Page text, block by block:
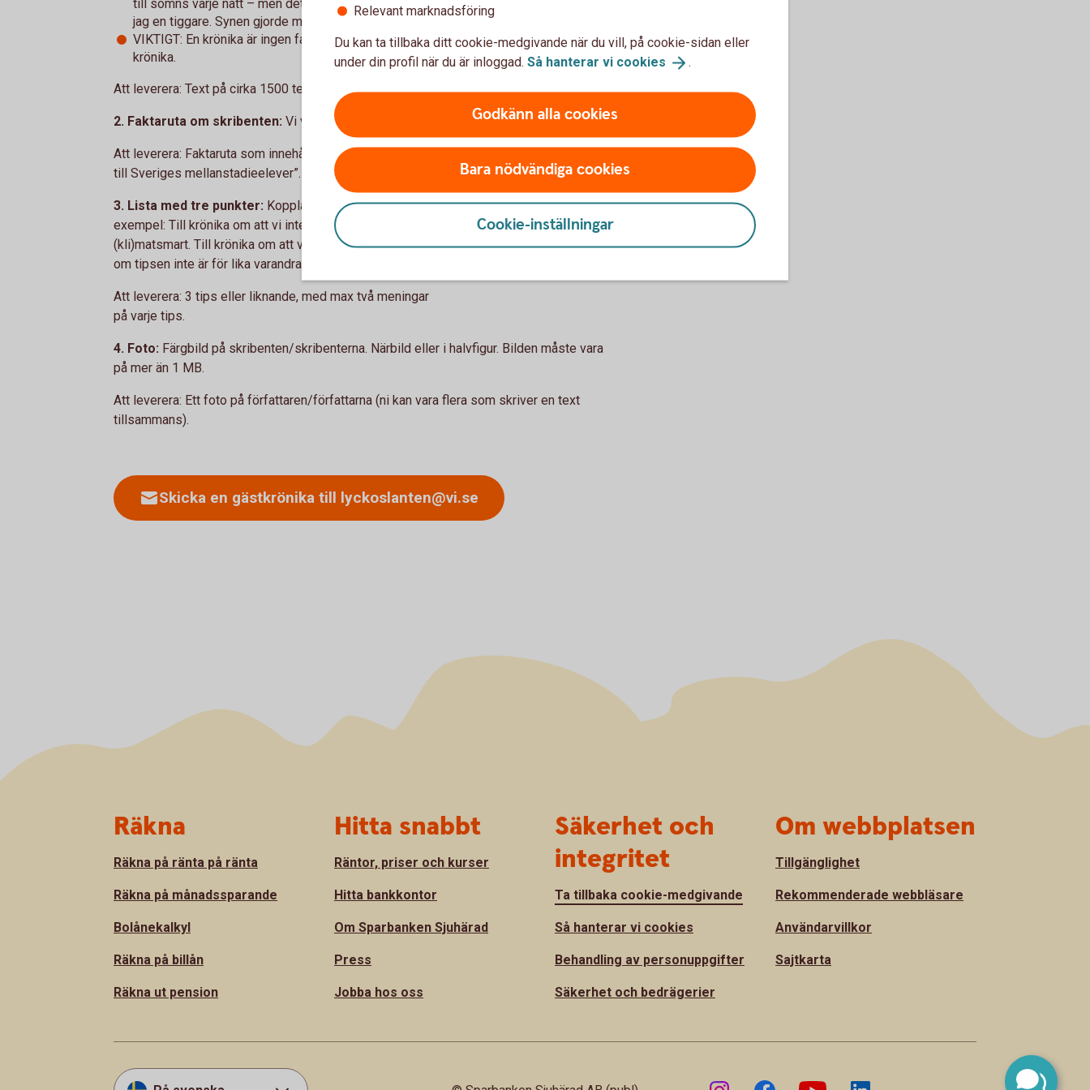
till sömns varje natt – men det blev bra ändå!” eller ”Igår när jag gick till affären såg
jag en tiggare. Synen gjorde mig så ...”
VIKTIGT: En krönika är ingen faktatext. Skolarbetet om vikingatiden kan inte vara en
krönika.
Att leverera: Text på cirka 1500 tecken, inklusive blanksteg.
2. Faktaruta om skribenten: Vi vill veta lite mer om avsändaren bakom texten.
Att leverera: Faktaruta som innehåller namn, ålder, skola, intressen och ”min/vår hälsning
till Sveriges mellanstadieelever”.
3. Lista med tre punkter: Kopplade till ämnet. Det kan vara tips eller en topplista. Till
exempel: Till krönika om att vi inte ska slänga så mycket mat – 3 sätt att bli
(kli)matsmart. Till krönika om att vara kär i sin idol – 3 bästa låtarna med xxx. Roligast är
om tipsen inte är för lika varandra.
Att leverera: 3 tips eller liknande, med max två meningar
på varje tips.
4. Foto: Färgbild på skribenten/skribenterna. Närbild eller i halvfigur. Bilden måste vara
på mer än 1 MB.
Att leverera: Ett foto på författaren/författarna (ni kan vara flera som skriver en text
tillsammans).
Skicka en gästkrönika till lyckoslanten@vi.se
Relevant marknadsföring
Du kan ta tillbaka ditt cookie-medgivande när du vill, på cookie-sidan eller
under din profil när du är inloggad. Så hanterar vi cookies .
Godkänn alla cookies
Bara nödvändiga cookies
Cookie-inställningar
Räkna
Räkna på ränta på ränta
Räkna på månadssparande
Bolånekalkyl
Räkna på billån
Räkna ut pension
Hitta snabbt
Räntor, priser och kurser
Hitta bankkontor
Om Sparbanken Sjuhärad
Press
Jobba hos oss
Säkerhet och
integritet
Ta tillbaka cookie-medgivande
Så hanterar vi cookies
Behandling av personuppgifter
Säkerhet och bedrägerier
Om webbplatsen
Tillgänglighet
Rekommenderade webbläsare
Användarvillkor
Sajtkarta